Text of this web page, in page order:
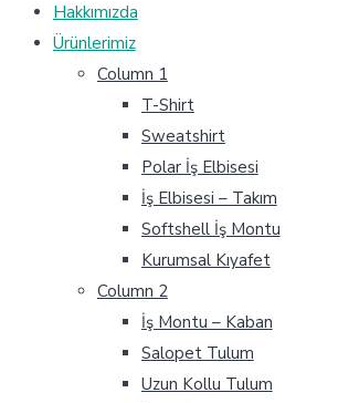
Hakkımızda
Ürünlerimiz
Column 1
T-Shirt
Sweatshirt
Polar İş Elbisesi
İş Elbisesi – Takım
Softshell İş Montu
Kurumsal Kıyafet
Column 2
İş Montu – Kaban
Salopet Tulum
Uzun Kollu Tulum